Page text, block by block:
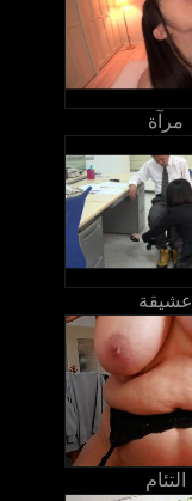
مرآة
عشيقة
التئام